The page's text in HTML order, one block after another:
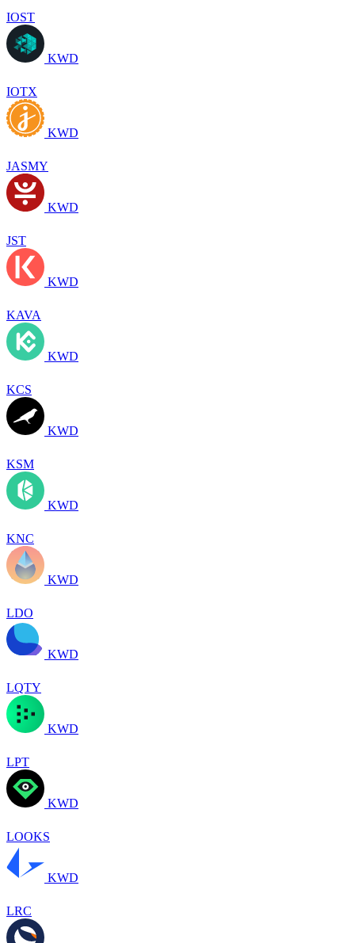
IOST
KWD
IOTX
KWD
JASMY
KWD
JST
KWD
KAVA
KWD
KCS
KWD
KSM
KWD
KNC
KWD
LDO
KWD
LQTY
KWD
LPT
KWD
LOOKS
KWD
LRC